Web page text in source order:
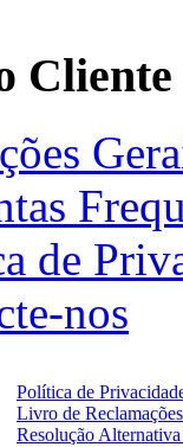
Cliente
de
nos
Política de
Livro de
Resolução